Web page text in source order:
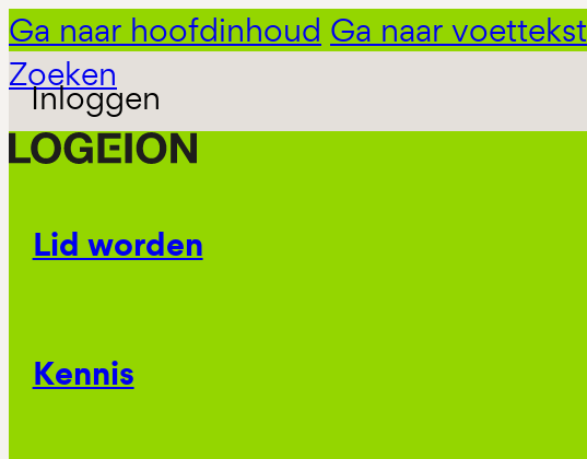
Ga naar hoofdinhoud Ga naar voettekst
Zoeken
Inloggen
Lid worden
Kennis